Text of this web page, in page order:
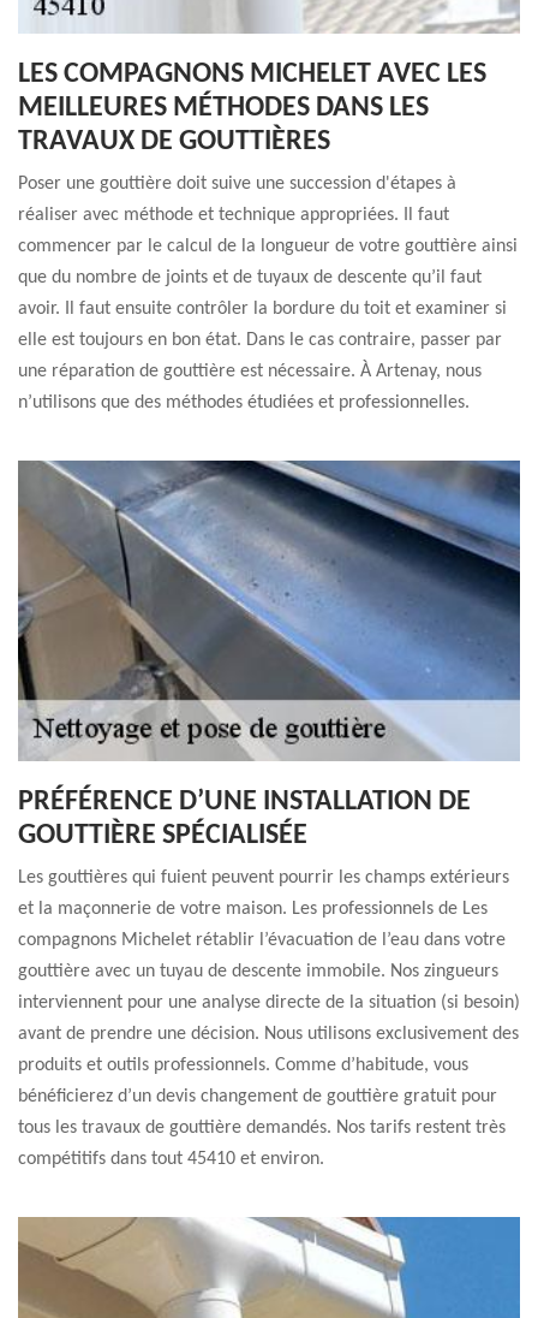
LES COMPAGNONS MICHELET AVEC LES
MEILLEURES MÉTHODES DANS LES
TRAVAUX DE GOUTTIÈRES
Poser une gouttière doit suive une succession d'étapes à
réaliser avec méthode et technique appropriées. Il faut
commencer par le calcul de la longueur de votre gouttière ainsi
que du nombre de joints et de tuyaux de descente qu’il faut
avoir. Il faut ensuite contrôler la bordure du toit et examiner si
elle est toujours en bon état. Dans le cas contraire, passer par
une réparation de gouttière est nécessaire. À Artenay, nous
n’utilisons que des méthodes étudiées et professionnelles.
PRÉFÉRENCE D’UNE INSTALLATION DE
GOUTTIÈRE SPÉCIALISÉE
Les gouttières qui fuient peuvent pourrir les champs extérieurs
et la maçonnerie de votre maison. Les professionnels de Les
compagnons Michelet rétablir l’évacuation de l’eau dans votre
gouttière avec un tuyau de descente immobile. Nos zingueurs
interviennent pour une analyse directe de la situation (si besoin)
avant de prendre une décision. Nous utilisons exclusivement des
produits et outils professionnels. Comme d’habitude, vous
bénéficierez d’un devis changement de gouttière gratuit pour
tous les travaux de gouttière demandés. Nos tarifs restent très
compétitifs dans tout 45410 et environ.